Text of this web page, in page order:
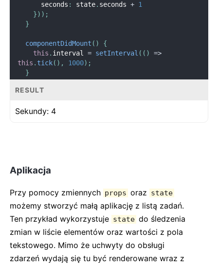
      seconds
: state. seconds + 1
}) ) ;
}
componentDidMount ( )
{
this . interval = setInterval ( ( ) =>
this . tick( ) , 1000) ;
}
componentWillUnmount
}
</div
}
root.render(<Timer />);
RESULT
Sekundy: 4
Aplikacja
Przy pomocy zmiennych props oraz state
możemy stworzyć małą aplikację z listą zadań.
Ten przykład wykorzystuje state do śledzenia
zmian w liście elementów oraz wartości z pola
tekstowego. Mimo że uchwyty do obsługi
zdarzeń wydają się tu być renderowane wraz z